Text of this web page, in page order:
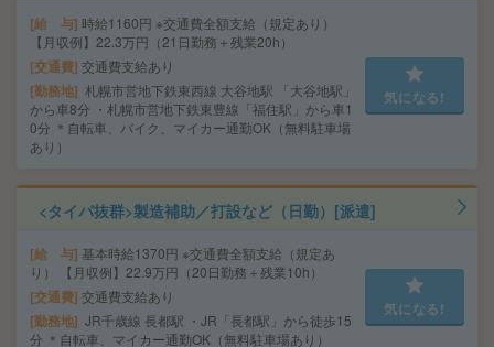
給 与 時給1160円 ※交通費全額支給（規定あり）
【月収例】22.3万円（21日勤務＋残業20h）
交通費 交通費支給あり
勤務地 札幌市営地下鉄東西線 大谷地駅 「大谷地駅」
から車8分 ・札幌市営地下鉄東豊線「福住駅」から車1
0分 ＊自転車、バイク、マイカー通勤OK（無料駐車場
あり）
気になる!
<タイパ抜群>製造補助／打設など（日勤）[派遣]
給 与 基本時給1370円 ※交通費全額支給（規定あ
り） 【月収例】22.9万円（20日勤務＋残業10h）
交通費 交通費支給あり
勤務地 JR千歳線 長都駅 ・JR「長都駅」から徒歩15
分 ＊自転車、マイカー通勤OK（無料駐車場あり）
気になる!